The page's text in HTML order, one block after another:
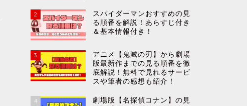
2
スパイダーマンおすすめの見
る順番を解説！あらすじ付き
＆基本情報付き！
3
アニメ【鬼滅の刃】から劇場
版最新作までの見る順番を徹
底解説！無料で見れるサービ
スや筆者の感想も紹介！
4
劇場版【名探偵コナン】の見